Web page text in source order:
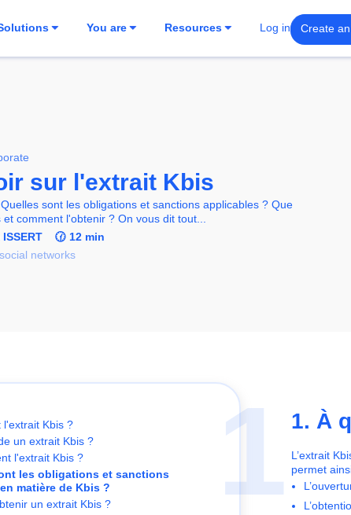
You are Resources Log in Create
sur l'extrait Kbis
sont les obligations et sanctions applicables ? Que
comment l'obtenir ? On vous dit tout...
🕜 12 min
networks
l'extrait Kbis ?
un extrait Kbis ?
l'extrait Kbis ?
les obligations et sanctions
matière de Kbis ?
un extrait Kbis ?
1 1. À
L’extrait
permet